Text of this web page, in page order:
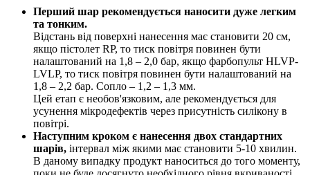
Перший шар рекомендується наносити дуже легким
та тонким.
Відстань від поверхні нанесення має становити 20 см,
якщо пістолет RP, то тиск повітря повинен бути
налаштований на 1,8 – 2,0 бар, якщо фарбопульт HLVP-
LVLP, то тиск повітря повинен бути налаштований на
1,8 – 2,2 бар. Сопло – 1,2 – 1,3 мм.
Цей етап є необов'язковим, але рекомендується для
усунення мікродефектів через присутність силікону в
повітрі.
Наступним кроком є нанесення двох стандартних
шарів, інтервал між якими має становити 5-10 хвилин.
В даному випадку продукт наноситься до того моменту,